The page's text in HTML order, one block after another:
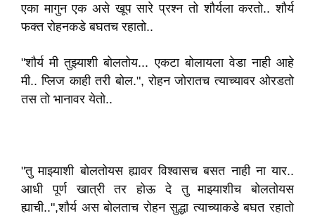
एका मागुन एक असे खूप सारे प्रश्न तो शौर्यला करतो.. शौर्य
फक्त रोहनकडे बघतच रहातो..
"शौर्य मी तुझ्याशी बोलतोय... एकटा बोलायला वेडा नाही आहे
मी.. प्लिज काही तरी बोल.", रोहन जोरातच त्याच्यावर ओरडतो
तस तो भानावर येतो..
"तु माझ्याशी बोलतोयस ह्यावर विश्वासच बसत नाही ना यार..
आधी पूर्ण खात्री तर होऊ दे तु माझ्याशीच बोलतोयस
ह्याची..",शौर्य अस बोलताच रोहन सुद्धा त्याच्याकडे बघत रहातो